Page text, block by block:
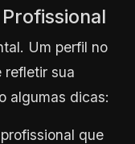
Um perfil no
refletir sua
algumas dicas:
que